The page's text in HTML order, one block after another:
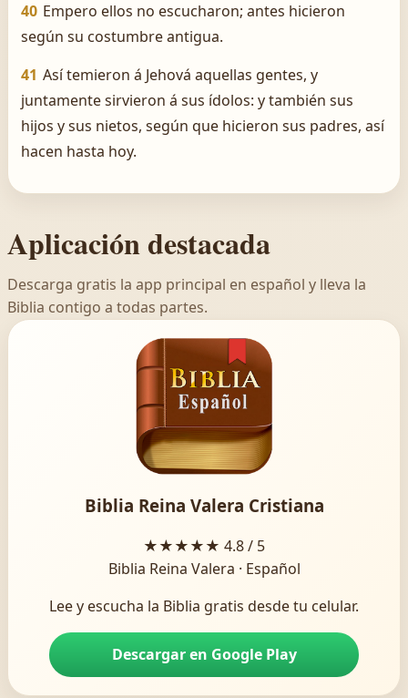
40 Empero ellos no escucharon; antes hicieron
según su costumbre antigua.
41 Así temieron á Jehová aquellas gentes, y
juntamente sirvieron á sus ídolos: y también sus
hijos y sus nietos, según que hicieron sus padres, así
hacen hasta hoy.
Aplicación destacada
Descarga gratis la app principal en español y lleva la
Biblia contigo a todas partes.
Biblia Reina Valera Cristiana
★★★★★ 4.8 / 5
Biblia Reina Valera · Español
Lee y escucha la Biblia gratis desde tu celular.
Descargar en Google Play